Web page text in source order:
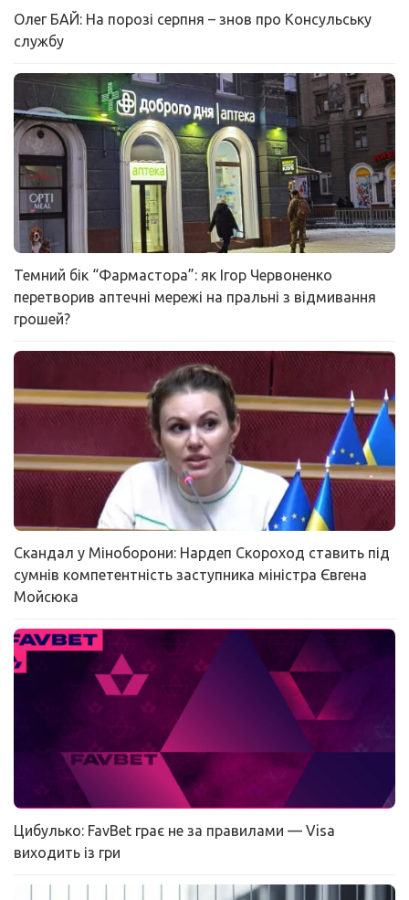
Олег БАЙ: На порозі серпня – знов про Консульську
службу
Темний бік “Фармастора”: як Ігор Червоненко
перетворив аптечні мережі на пральні з відмивання
грошей?
Скандал у Міноборони: Нардеп Скороход ставить під
сумнів компетентність заступника міністра Євгена
Мойсюка
Цибулько: FavBet грає не за правилами — Visa
виходить із гри